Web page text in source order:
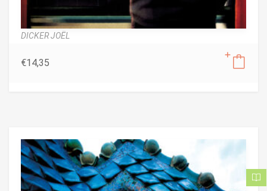
DICKER JOËL
€14,35